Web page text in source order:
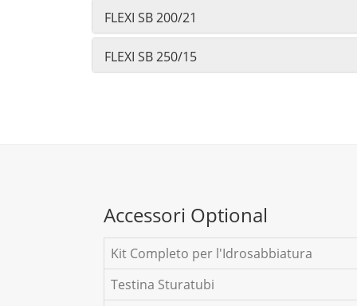
FLEXI SB 200/21
FLEXI SB 250/15
Accessori Optional
Kit Completo per l'Idrosabbiatura
Testina Sturatubi